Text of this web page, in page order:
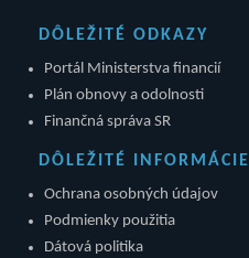
DÔLEŽITÉ ODKAZY
Portál Ministerstva financií
Plán obnovy a odolnosti
Finančná správa SR
DÔLEŽITÉ INFORMÁCIE
Ochrana osobných údajov
Podmienky použitia
Dátová politika